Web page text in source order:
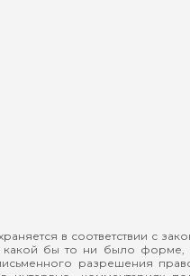
в соответствии с
бы то ни было форме,
разрешения